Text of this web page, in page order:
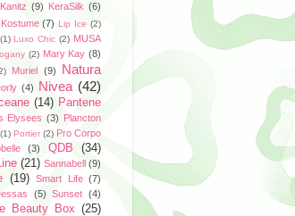
Kanitz (9) KeraSilk (6)
Kostume (7) Lip Ice (2)
(1) Luxo Chic (2) MUSA
(2) Mary Kay (8)
Muriel (9)
Natura
(4) Nivea (42)
(14) Pantene
Elysees (3)
Plancton
(1) Portier (2) Pro Corpo
(3) QDB
(34)
(21) Sannabell (9)
(19) Smart Life (7)
(5) Sunset (4)
Beauty Box (25)